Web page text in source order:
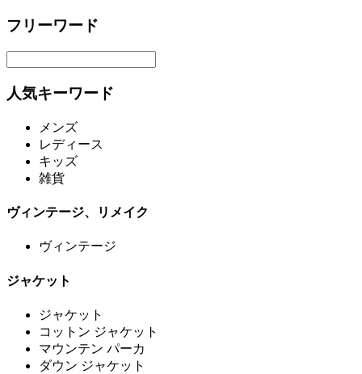
フリーワード
人気キーワード
メンズ
レディース
キッズ
雑貨
ヴィンテージ、リメイク
ヴィンテージ
ジャケット
ジャケット
コットン ジャケット
マウンテン パーカ
ダウン ジャケット